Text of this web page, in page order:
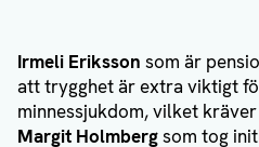
Irmeli Eriksson som är
att trygghet är extra viktigt
minnessjukdom, vilket
Margit Holmbergsom tog